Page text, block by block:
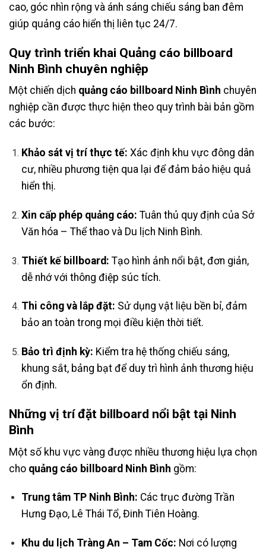
cao, góc nhìn rộng và ánh sáng chiếu sáng ban đêm
giúp quảng cáo hiển thị liên tục 24/7.
Quy trình triển khai Quảng cáo billboard
Ninh Bình chuyên nghiệp
Một chiến dịch quảng cáo billboard Ninh Bình chuyên
nghiệp cần được thực hiện theo quy trình bài bản gồm
các bước:
Khảo sát vị trí thực tế: Xác định khu vực đông dân
cư, nhiều phương tiện qua lại để đảm bảo hiệu quả
hiển thị.
Xin cấp phép quảng cáo: Tuân thủ quy định của Sở
Văn hóa – Thể thao và Du lịch Ninh Bình.
Thiết kế billboard: Tạo hình ảnh nổi bật, đơn giản,
dễ nhớ với thông điệp súc tích.
Thi công và lắp đặt: Sử dụng vật liệu bền bỉ, đảm
bảo an toàn trong mọi điều kiện thời tiết.
Bảo trì định kỳ: Kiểm tra hệ thống chiếu sáng,
khung sắt, bảng bạt để duy trì hình ảnh thương hiệu
ổn định.
Những vị trí đặt billboard nổi bật tại Ninh
Bình
Một số khu vực vàng được nhiều thương hiệu lựa chọn
cho quảng cáo billboard Ninh Bình gồm:
Trung tâm TP Ninh Bình: Các trục đường Trần
Hưng Đạo, Lê Thái Tổ, Đinh Tiên Hoàng.
Khu du lịch Tràng An – Tam Cốc: Nơi có lượng